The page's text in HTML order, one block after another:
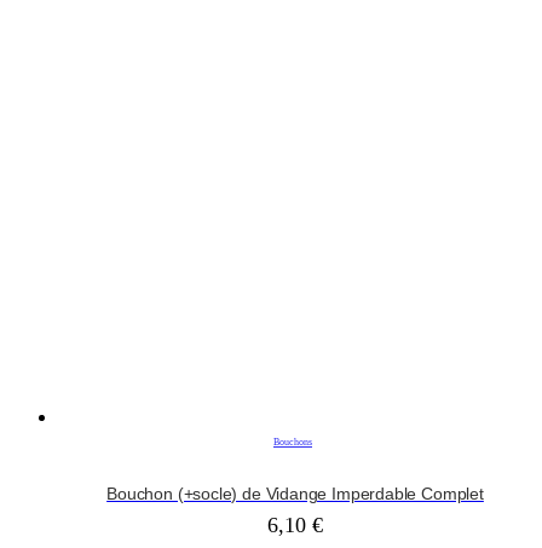
Bouchons
Bouchon (+socle) de Vidange Imperdable Complet
6,10 €